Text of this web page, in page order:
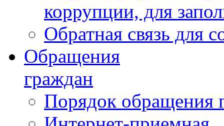
коррупции, для
Обратная связь для
Обращения
граждан
Порядок обращения